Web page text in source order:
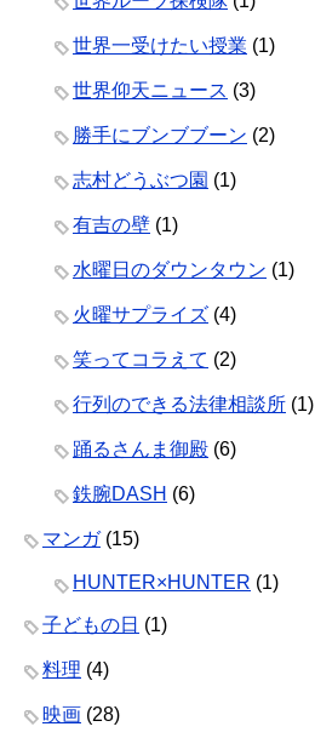
世界一受けたい授業 (1)
世界仰天ニュース (3)
勝手にブンブブーン (2)
志村どうぶつ園 (1)
有吉の壁 (1)
水曜日のダウンタウン (1)
火曜サプライズ (4)
笑ってコラえて (2)
行列のできる法律相談所 (1)
踊るさんま御殿 (6)
鉄腕DASH (6)
マンガ(15)
HUNTER×HUNTER (1)
子どもの日 (1)
料理 (4)
映画 (28)